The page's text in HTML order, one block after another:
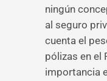
ningún
al seguro
cuenta el
pólizas en el
importancia